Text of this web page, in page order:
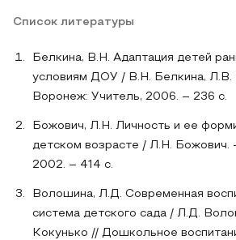
Список литературы
Белкина, В.Н. Адаптация детей
условиям ДОУ / В.Н. Белкина, Л.В.
Воронеж: Учитель, 2006. – 236 с.
Божович, Л.Н. Личность и ее
детском возрасте / Л.Н. Божович.
2002. – 414 с.
Волошина, Л.Д. Современная
система детского сада / Л.Д.
Кокунько // Дошкольное